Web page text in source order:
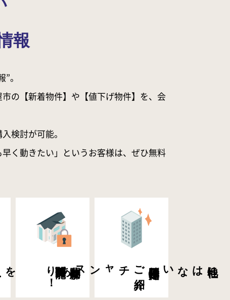
報
。
の【新着物件】や【値下げ物件】を、会
検討が可能。
く動きたい」というお客様は、ぜひ無料
希望条件に
合
を 非公開物件が
閲覧可能！ 他社にはない
特別限定物件の
ご
紹介
チャンスあり
！